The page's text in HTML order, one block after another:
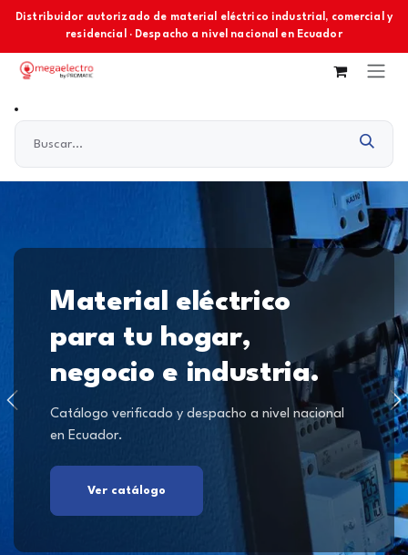
Ir al contenido
Distribuidor autorizado de material eléctrico industrial, comercial y
residencial · Despacho a nivel nacional en Ecuador
Material eléctrico
para tu hogar,
negocio e industria.
Catálogo verificado y despacho a nivel nacional
en Ecuador.
Ver catálogo